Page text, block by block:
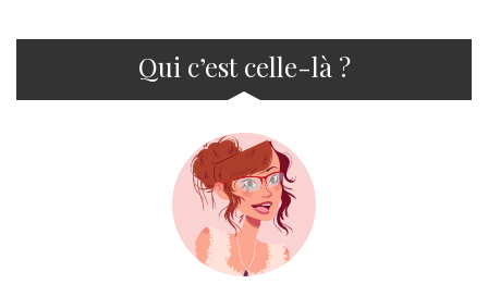
Qui c’est celle-là ?